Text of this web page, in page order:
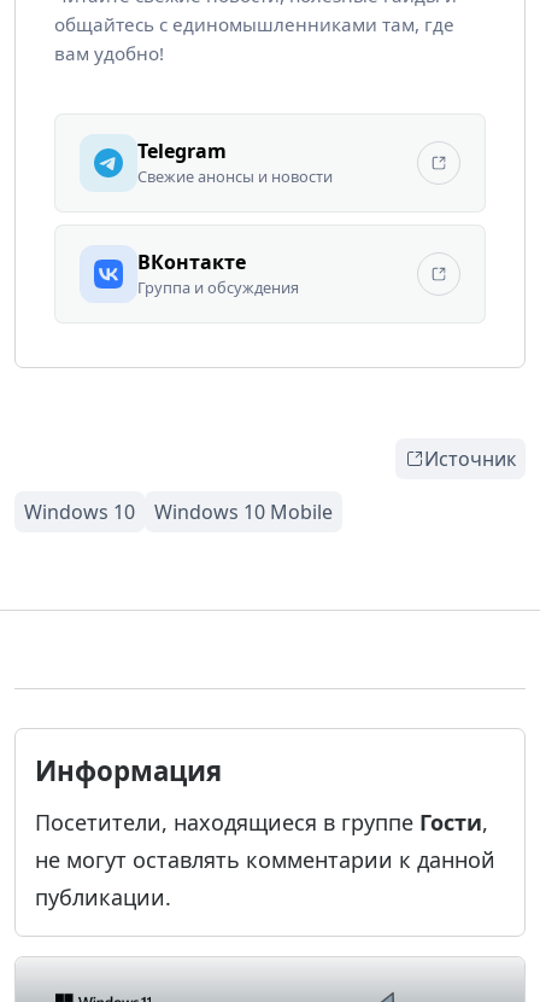
общайтесь с единомышленниками там, где
вам удобно!
Telegram
Свежие анонсы и новости
ВКонтакте
Группа и обсуждения
Источник
Информация
Посетители, находящиеся в группе Гости,
не могут оставлять комментарии к данной
публикации.